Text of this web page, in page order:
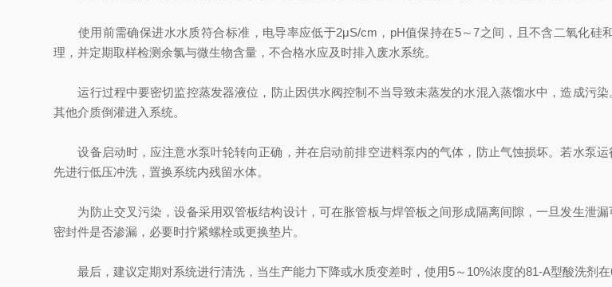
使用前需确保‌进水水质符合标准‌，电导率应低于‌2μS/cm‌，pH值保持在‌5～7‌之间，且不含二氧化硅
理，并定期取样检测余氯与微生物含量，不合格水应及时排入废水系统。
运行过程中要密切监控‌蒸发器液位‌，防止因供水阀控制不当导致未蒸发的水混入蒸馏水中，造成污
其他介质倒灌进入系统。
设备启动时，应注意‌水泵叶轮转向正确‌，并在启动前排空进料泵内的气体，防止气蚀损坏。若水泵
先进行低压冲洗，置换系统内残留水体。
为防止交叉污染，设备采用‌双管板结构设计‌，可在胀管板与焊管板之间形成隔离间隙，一旦发生泄
密封件是否渗漏，必要时拧紧螺栓或更换垫片。
最后，建议定期对系统进行清洗，当生产能力下降或水质变差时，使用‌5～10%浓度的81-A型酸洗剂‌